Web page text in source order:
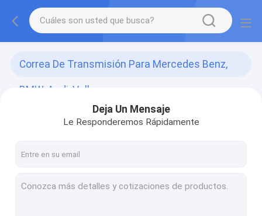
Correa De Transmisión Para Mercedes Benz,
BMW, Audi, Volkswagen
Deja Un Mensaje
Le Responderemos Rápidamente